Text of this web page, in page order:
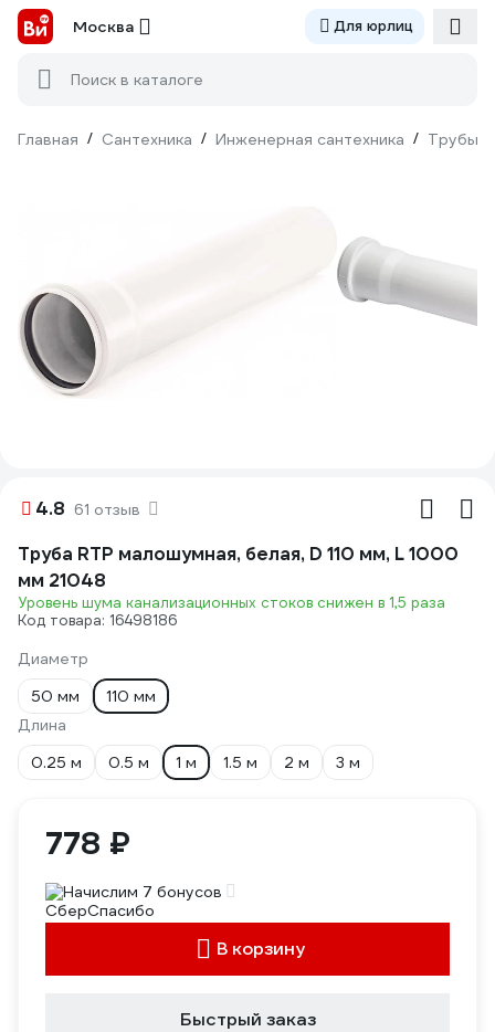
Москва Для юрлиц
Поиск в каталоге
Главная / Сантехника / Инженерная сантехника / Трубы
4.8 61 отзыв
Труба RTP малошумная, белая, D 110 мм, L 1000
мм 21048
Уровень шума канализационных стоков снижен в 1,5 раза
Код товара: 16498186
Диаметр
50 мм
110 мм
Длина
0.25 м
0.5 м 1 м 1.5 м 2 м 3 м
778 ₽
Начислим 7 бонусов
В корзину
Быстрый заказ